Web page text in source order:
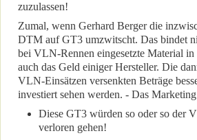
zuzulassen!
Zumal, wenn Gerhard Berger die
DTM auf GT3 umzwitscht. Das bindet
bei VLN-Rennen eingesetzte Material
auch das Geld einiger Hersteller. Die
VLN-Einsätzen versenkten Beträge
investiert sehen werden. - Das
Diese GT3 würden so oder so der
verloren gehen!